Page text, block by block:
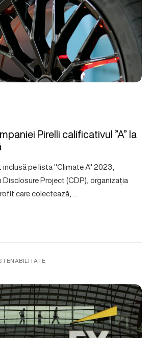
Pirelli calificativul ”A” la
inclusă pe lista "Climate A" 2023,
Project (CDP), organizația
care colectează,…